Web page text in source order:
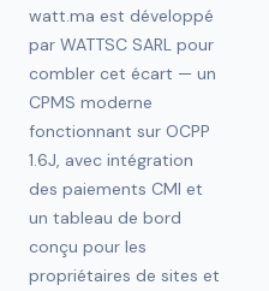
watt.ma est développé
par WATTSC SARL pour
combler cet écart — un
CPMS moderne
fonctionnant sur OCPP
1.6J, avec intégration
des paiements CMI et
un tableau de bord
conçu pour les
propriétaires de sites et